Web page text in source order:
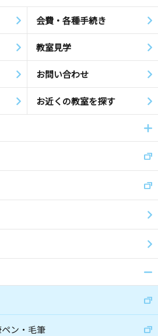
会費・各種手続き
教室見学
お問い合わせ
お近くの教室を探す
ン・毛筆